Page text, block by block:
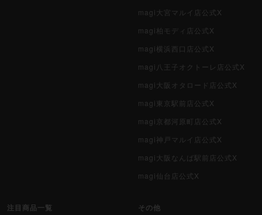
magi大宮マルイ店公式X
magi柏モディ店公式X
magi横浜西口店公式X
magi八王子オクトーレ店公式X
magi大阪オタロード店公式X
magi東京駅前店公式X
magi京都河原町店公式X
magi神戸マルイ店公式X
magi大阪なんば駅前店公式X
magi仙台店公式X
注目商品一覧 その他